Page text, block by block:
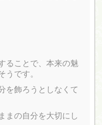
ることで、本来の魅
うです。
を飾ろうとしなくて
まの自分を大切にし